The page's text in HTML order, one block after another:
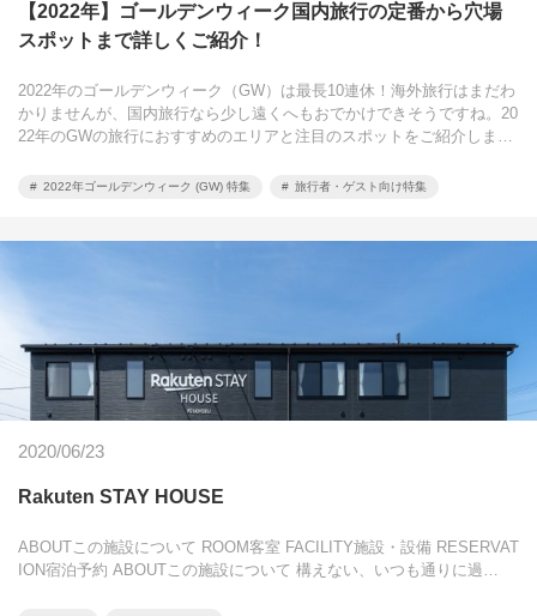
【2022年】ゴールデンウィーク国内旅行の定番から穴場
スポットまで詳しくご紹介！
2022年のゴールデンウィーク（GW）は最長10連休！海外旅行はまだわ
かりませんが、国内旅行なら少し遠くへもおでかけできそうですね。20
22年のGWの旅行におすすめのエリアと注目のスポットをご紹介しま…
2022年ゴールデンウィーク (GW) 特集 旅行者・ゲスト向け特集
2020/06/23
Rakuten STAY HOUSE
ABOUTこの施設について ROOM客室 FACILITY施設・設備 RESERVAT
ION宿泊予約 ABOUTこの施設について 構えない、いつも通りに過…